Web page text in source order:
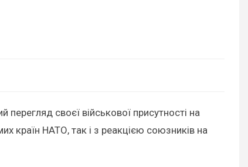
своєї військової присутності на
країн НАТО, так і з реакцією союзників на